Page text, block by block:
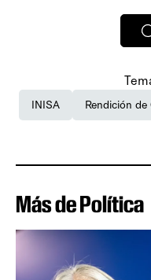
INISA Rendición
Más de Política